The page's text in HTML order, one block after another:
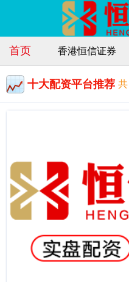
首页 香港恒信证券
十大配资平台推荐 共